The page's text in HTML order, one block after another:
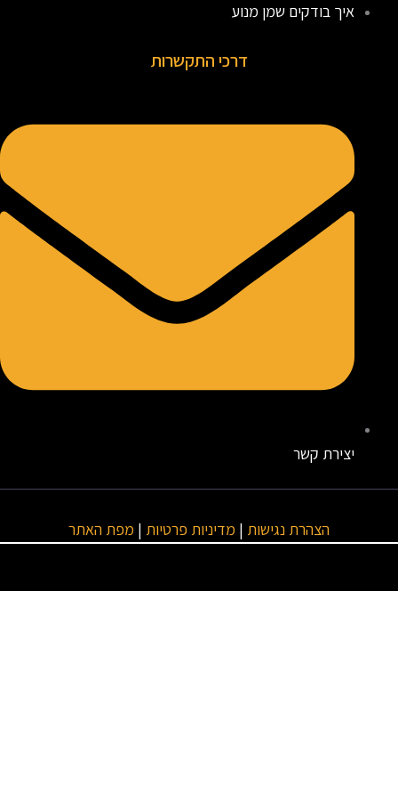
איך בודקים שמן מנוע
דרכי התקשרות
יצירת קשר
הצהרת נגישות| מדיניות פרטיות| מפת האתר